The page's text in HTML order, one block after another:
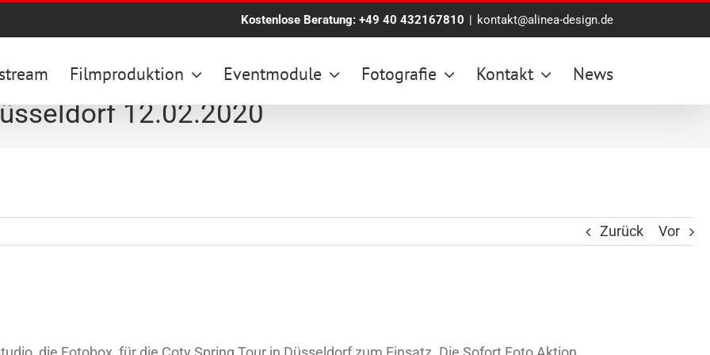
Kostenlose Beratung: +49 40 432167810 | kontakt@alinea-design.de
Filmproduktion Eventmodule Fotografie Kontakt News
12.02.2020
Zurück Vor